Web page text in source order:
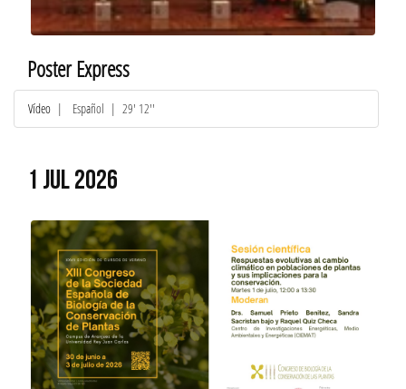
Poster Express
Vídeo | Español | 29' 12''
1 JUL 2026